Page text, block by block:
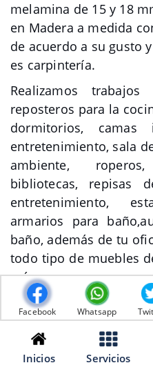
Facebook Whatsapp
Inicios Servicios
melamina de 15 y 18
en Madera a medida
de acuerdo a su gusto
es carpintería.
Realizamos
reposteros para la
dormitorios, camas
entretenimiento, sala
ambiente,
bibliotecas, repisas
entretenimiento,
armarios para
baño, además de tu
todo tipo de muebles
más.
SERVICIO DE
MELAMINA
Reparamos todo tipo
tales como: